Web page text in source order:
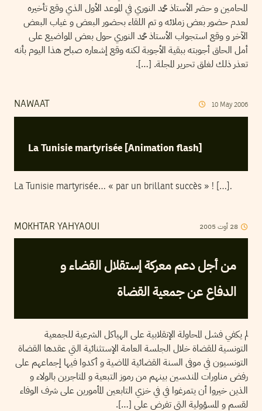
المحامين و حضر الأستاذ محمد النوري في الموعد الأول الذي وقع تأخيره
لعدم حضور بعض زملائه و تم اللقاء بحضور البعض و غياب البعض
الآخر و وقع استجواب الأستاذ محمد النوري حول بعض المواضيع على
أمل الحاق أجوبته ببقية الأجوبة لكنه وقع إشعاره صباح هذا اليوم بأنه
تعذر ذلك لغلق تحرير المجلة. […].
NAWAAT 10 May 2006
La Tunisie martyrisée [Animation flash]
La Tunisie martyrisée… « par un brillant succès » ! […].
MOKHTAR YAHYAOUI 28 أوت 2005
من أجل دعم معركة إستقلال القضاء و
الدفاع عن جمعية القضاة
لم يكفي فشل المحاولة الإنقلابية على الهياكل الشرعية للجمعية
التونسية للقضاة خلال الجلسة العامة الإستثنائية التي عقدها القضاة
التونسيون في موفى السنة القضائية الماضية و أكدوا فيها إجماعهم على
رفض مناورات المندسين بينهم من رموز التبعية و المتاجرين بالولاء و
الذين خيروا أن يتمرغوا في في خزي التابعين المأمورين على شرف الوفاء
لقسم و المسؤولية التي تفرض علي […].